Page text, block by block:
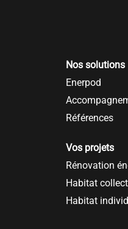
Nos solutions
Enerpod
Références
Vos projets
Rénovation
Habitat
Habitat